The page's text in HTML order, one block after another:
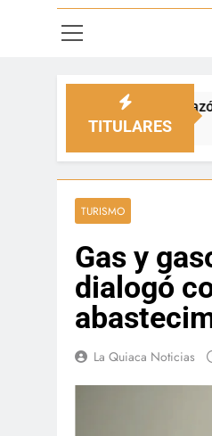
TITULARES
la flexibilización de
TURISMO
Gas y
dialogó
La Quiaca Noticias